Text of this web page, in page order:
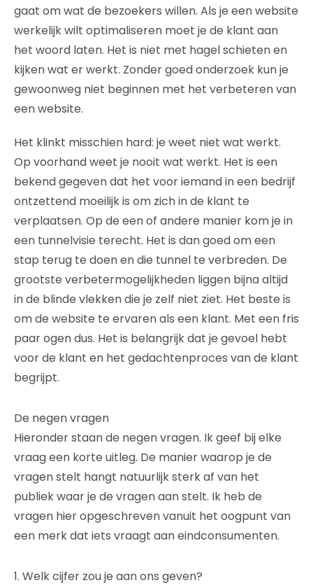
gaat om wat de bezoekers willen. Als je een website
werkelijk wilt optimaliseren moet je de klant aan
het woord laten. Het is niet met hagel schieten en
kijken wat er werkt. Zonder goed onderzoek kun je
gewoonweg niet beginnen met het verbeteren van
een website.
Het klinkt misschien hard: je weet niet wat werkt.
Op voorhand weet je nooit wat werkt. Het is een
bekend gegeven dat het voor iemand in een bedrijf
ontzettend moeilijk is om zich in de klant te
verplaatsen. Op de een of andere manier kom je in
een tunnelvisie terecht. Het is dan goed om een
stap terug te doen en die tunnel te verbreden. De
grootste verbetermogelijkheden liggen bijna altijd
in de blinde vlekken die je zelf niet ziet. Het beste is
om de website te ervaren als een klant. Met een fris
paar ogen dus. Het is belangrijk dat je gevoel hebt
voor de klant en het gedachtenproces van de klant
begrijpt.
De negen vragen
Hieronder staan de negen vragen. Ik geef bij elke
vraag een korte uitleg. De manier waarop je de
vragen stelt hangt natuurlijk sterk af van het
publiek waar je de vragen aan stelt. Ik heb de
vragen hier opgeschreven vanuit het oogpunt van
een merk dat iets vraagt aan eindconsumenten.
1. Welk cijfer zou je aan ons geven?